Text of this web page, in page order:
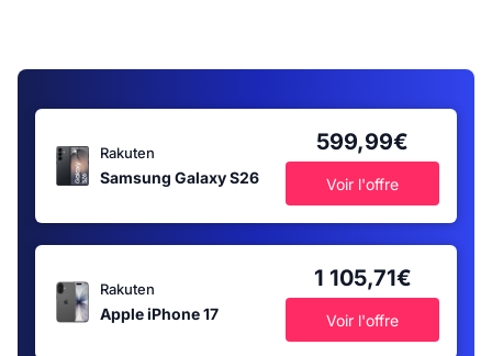
Rakuten
Samsung Galaxy S26
599,99€
Voir l'offre
Rakuten
Apple iPhone 17
1 105,71€
Voir l'offre